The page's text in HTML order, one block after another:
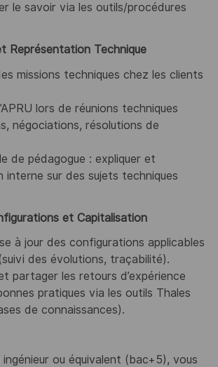
le savoir via les outils/procédures
Représentation Technique
missions techniques chez les clients
lors de réunions techniques
négociations, résolutions de
de pédagogue : expliquer et
interne sur des sujets techniques
et Capitalisation
à jour des configurations applicables
des évolutions, traçabilité).
partager les retours d’expérience
pratiques via les outils Thales
de connaissances).
ou équivalent (bac+5), vous